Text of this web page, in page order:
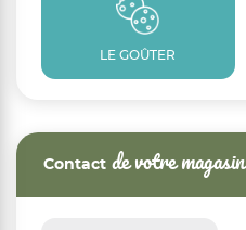
LE GOÛTER
Contact de votre magasin